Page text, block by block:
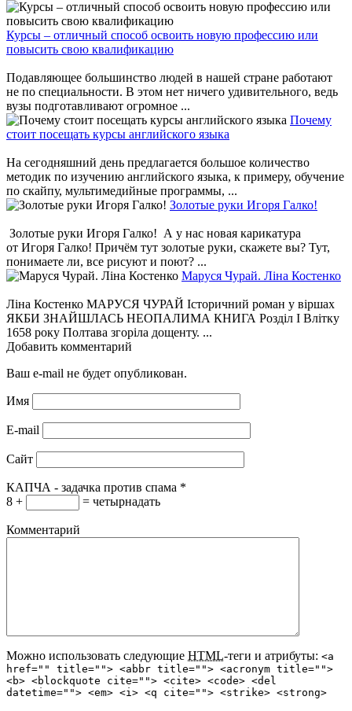
Курсы – отличный способ освоить новую профессию или
повысить свою квалификацию
Подавляющее большинство людей в нашей стране работают
не по специальности. В этом нет ничего удивительного, ведь
вузы подготавливают огромное ...
Почему
стоит посещать курсы английского языка
На сегодняшний день предлагается большое количество
методик по изучению английского языка, к примеру, обучение
по скайпу, мультимедийные программы, ...
Золотые руки Игоря Галко!
Золотые руки Игоря Галко! А у нас новая карикатура
от Игоря Галко! Причём тут золотые руки, скажете вы? Тут,
понимаете ли, все рисуют и поют? ...
Маруся Чурай. Ліна Костенко
Ліна Костенко МАРУСЯ ЧУРАЙ Історичний роман у віршах
ЯКБИ ЗНАЙШЛАСЬ НЕОПАЛИМА КНИГА Розділ І Влітку
1658 року Полтава згоріла дощенту. ...
Добавить комментарий
Ваш e-mail не будет опубликован.
Имя
E-mail
Сайт
КАПЧА - задачка против спама *
8 +
= четырнадать
Комментарий
Можно использовать следующие HTML-теги и атрибуты: <a
href="" title=""> <abbr title=""> <acronym title="">
<b> <blockquote cite=""> <cite> <code> <del
datetime=""> <em> <i> <q cite=""> <strike> <strong>